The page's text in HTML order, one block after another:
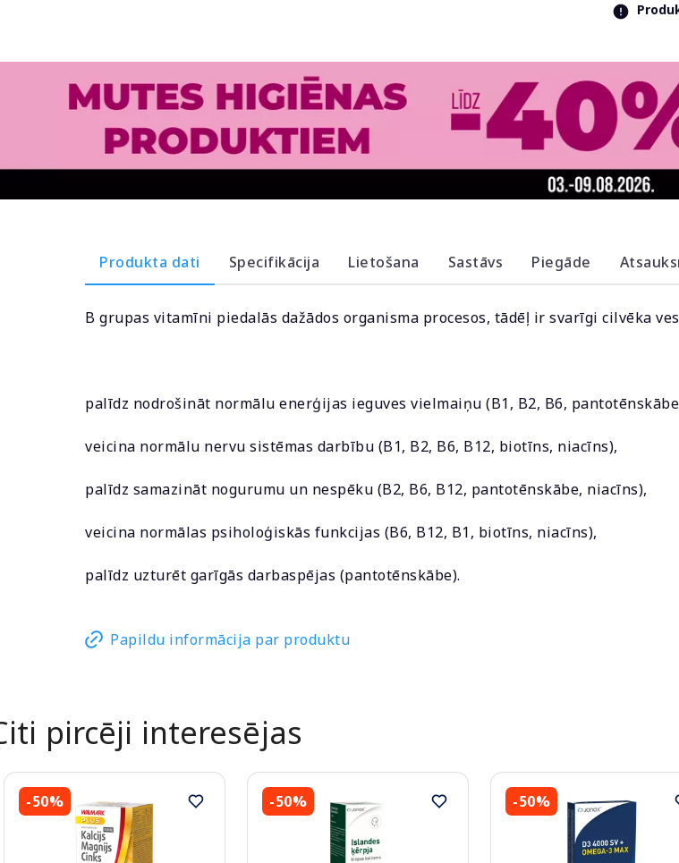
Produkta dati Specifikācija Lietošana Sastāvs Piegāde
B grupas vitamīni piedalās dažādos organisma procesos, tādēļ ir svarīgi cilvēka
palīdz nodrošināt normālu enerģijas ieguves vielmaiņu (B1, B2, B6,
veicina normālu nervu sistēmas darbību (B1, B2, B6, B12, biotīns, niacīns),
palīdz samazināt nogurumu un nespēku (B2, B6, B12, pantotēnskābe, niacīns),
veicina normālas psiholoģiskās funkcijas (B6, B12, B1, biotīns, niacīns),
palīdz uzturēt garīgās darbaspējas (pantotēnskābe).
Papildu informācija par produktu
pircēji interesējas
-50% -50% -50%